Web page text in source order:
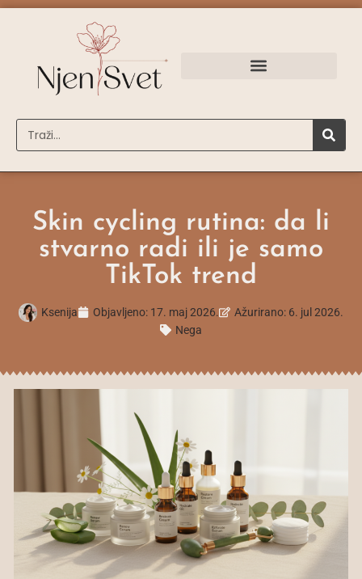
Skin cycling rutina: da li
stvarno radi ili je samo
TikTok trend
Ksenija Objavljeno: 17. maj 2026.
Ažurirano: 6. jul 2026.
Nega